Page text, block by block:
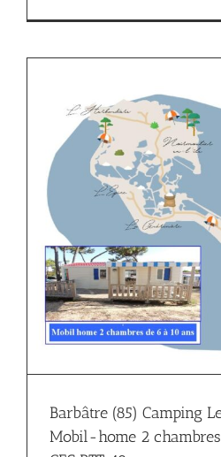
Barbâtre (85) Camping
Mobil-home 2